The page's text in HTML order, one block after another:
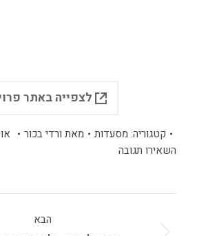
לצפייה באתר
קטגוריה: מסעדות מאת ורדי בכור
השאירו תגובה
הבא